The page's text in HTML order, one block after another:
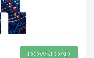
DOWNLOAD